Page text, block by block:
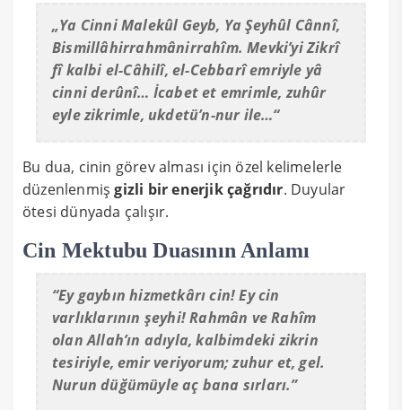
„Ya Cinni Malekûl Geyb, Ya Şeyhûl Cânnî,
Bismillâhirrahmânirrahîm. Mevki’yi Zikrî
fî kalbi el-Câhilî, el-Cebbarî emriyle yâ
cinni derûnî… İcabet et emrimle, zuhûr
eyle zikrimle, ukdetü’n-nur ile…“
Bu dua, cinin görev alması için özel kelimelerle
düzenlenmişgizli bir enerjik çağrıdır. Duyular
ötesi dünyada çalışır.
Cin Mektubu Duasının Anlamı
“Ey gaybın hizmetkârı cin! Ey cin
varlıklarının şeyhi! Rahmân ve Rahîm
olan Allah’ın adıyla, kalbimdeki zikrin
tesiriyle, emir veriyorum; zuhur et, gel.
Nurun düğümüyle aç bana sırları.”